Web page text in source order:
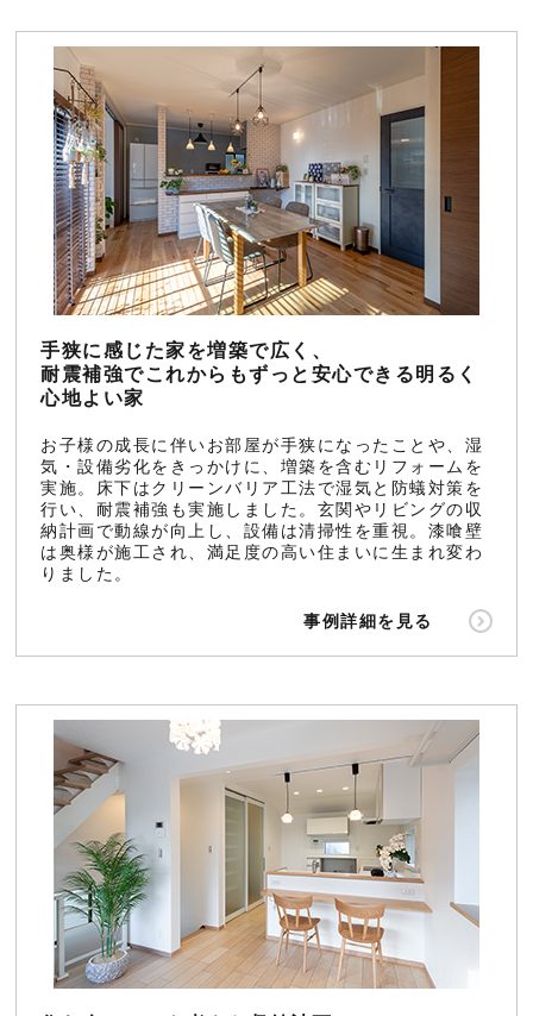
手狭に感じた家を増築で広く、
耐震補強でこれからもずっと安心できる明るく
心地よい家
お子様の成長に伴いお部屋が手狭になったことや、湿
気・設備劣化をきっかけに、増築を含むリフォームを
実施。床下はクリーンバリア工法で湿気と防蟻対策を
行い、耐震補強も実施しました。玄関やリビングの収
納計画で動線が向上し、設備は清掃性を重視。漆喰壁
は奥様が施工され、満足度の高い住まいに生まれ変わ
りました。
事例詳細を見る